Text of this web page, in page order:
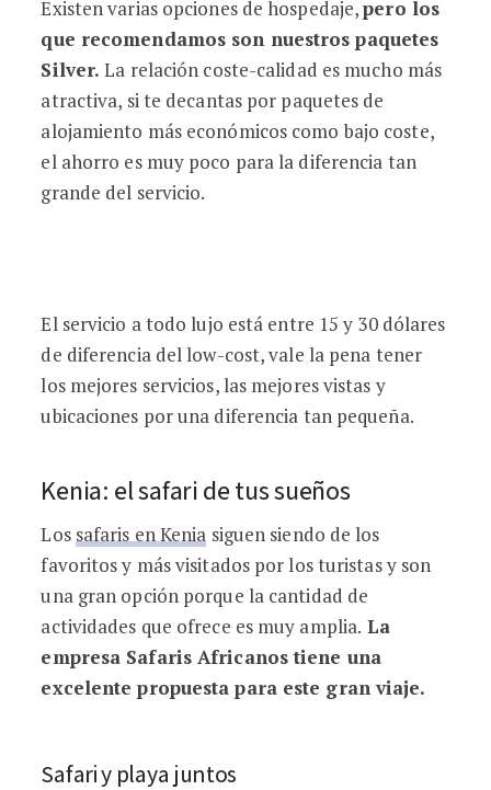
Existen varias opciones de hospedaje,pero los
que recomendamos son nuestros paquetes
Silver. La relación coste-calidad es mucho más
atractiva, si te decantas por paquetes de
alojamiento más económicos como bajo coste,
el ahorro es muy poco para la diferencia tan
grande del servicio.
El servicio a todo lujo está entre 15 y 30 dólares
de diferencia del low-cost, vale la pena tener
los mejores servicios, las mejores vistas y
ubicaciones por una diferencia tan pequeña.
Kenia: el safari de tus sueños
Los safaris en Kenia siguen siendo de los
favoritos y más visitados por los turistas y son
una gran opción porque la cantidad de
actividades que ofrece es muy amplia. La
empresa Safaris Africanos tiene una
excelente propuesta para este gran viaje.
Safari y playa juntos